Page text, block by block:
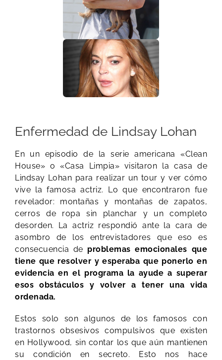
Enfermedad de Lindsay Lohan
En un episodio de la serie americana «Clean
House» o «Casa Limpia» visitaron la casa de
Lindsay Lohan para realizar un tour y ver cómo
vive la famosa actriz. Lo que encontraron fue
revelador: montañas y montañas de zapatos,
cerros de ropa sin planchar y un completo
desorden. La actriz respondió ante la cara de
asombro de los entrevistadores que eso es
consecuencia de problemas emocionales que
tiene que resolver y esperaba que ponerlo en
evidencia en el programa la ayude a superar
esos obstáculos y volver a tener una vida
ordenada.
Estos solo son algunos de los famosos con
trastornos obsesivos compulsivos que existen
en Hollywood, sin contar los que aún mantienen
su condición en secreto. Esto nos hace